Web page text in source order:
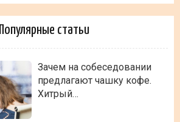
Популярные статьи
Зачем на собеседовании
предлагают чашку кофе.
Хитрый…